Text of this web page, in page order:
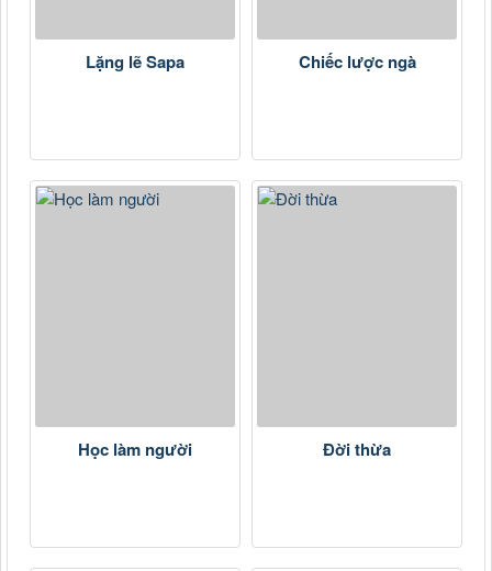
Lặng lẽ Sapa Chiếc lược ngà
Học làm người Đời thừa